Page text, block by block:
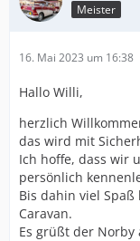
Meister
16. Mai 2023 um 16:38
Hallo Willi,
herzlich
das wird mit
Ich hoffe, dass wir
persönlich
Bis dahin viel
Caravan.
Es grüßt der Norby